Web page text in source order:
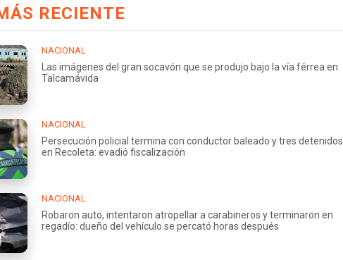
RECIENTE
NACIONAL
Las imágenes del gran socavón que se produjo bajo la vía férrea en
Talcamávida
NACIONAL
Persecución policial termina con conductor baleado y tres detenidos
en Recoleta: evadió fiscalización
NACIONAL
Robaron auto, intentaron atropellar a carabineros y terminaron en
regadío: dueño del vehículo se percató horas después